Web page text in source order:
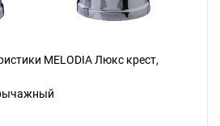
MELODIA Люкс крест,